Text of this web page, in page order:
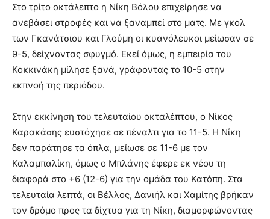
Στο τρίτο οκτάλεπτο η Νίκη Βόλου επιχείρησε να
ανεβάσει στροφές και να ξαναμπεί στο ματς. Με γκολ
των Γκανάτσιου και Γλούμη οι κυανόλευκοι μείωσαν σε
9-5, δείχνοντας σφυγμό. Εκεί όμως, η εμπειρία του
Κοκκινάκη μίλησε ξανά, γράφοντας το 10-5 στην
εκπνοή της περιόδου.
Στην εκκίνηση του τελευταίου οκταλέπτου, ο Νίκος
Καρακάσης ευστόχησε σε πέναλτι για το 11-5. Η Νίκη
δεν παράτησε τα όπλα, μείωσε σε 11-6 με τον
Καλαμπαλίκη, όμως ο Μπλάνης έφερε εκ νέου τη
διαφορά στο +6 (12-6) για την ομάδα του Κατόπη. Στα
τελευταία λεπτά, οι Βέλλος, Δανιήλ και Χαμίτης βρήκαν
τον δρόμο προς τα δίχτυα για τη Νίκη, διαμορφώνοντας